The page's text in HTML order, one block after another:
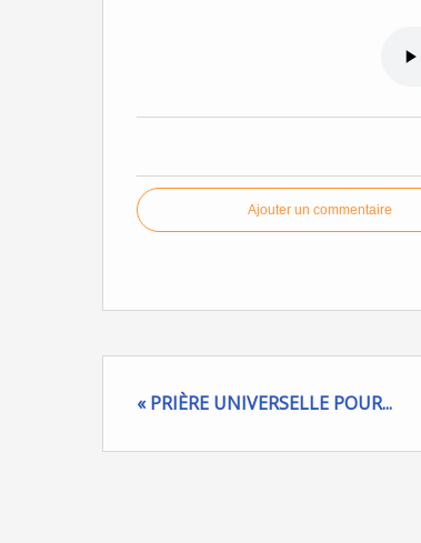
Ajouter un commentaire
« PRIÈRE UNIVERSELLE POUR...